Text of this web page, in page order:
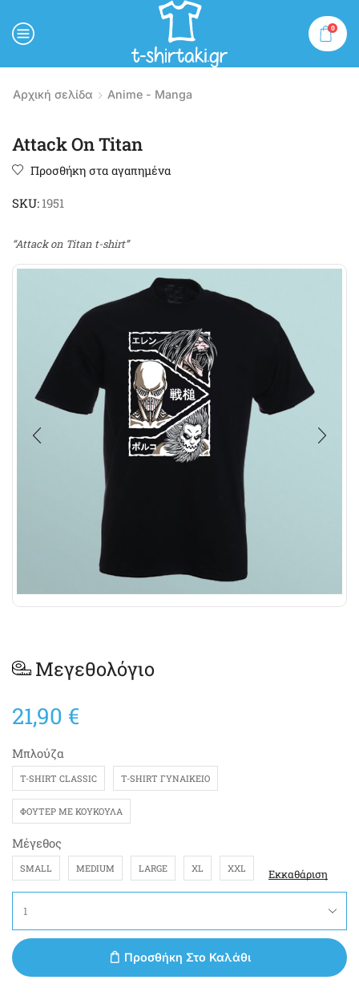
0
Αρχική σελίδα Anime - Manga
Attack On Titan
Προσθήκη στα αγαπημένα
SKU: 1951
“Attack on Titan t-shirt”
Μεγεθολόγιο
21,90 €
Μπλούζα
T-SHIRT CLASSIC T-SHIRT ΓΥΝΑΙΚΕΊΟ
ΦΟΎΤΕΡ ΜΕ ΚΟΥΚΟΎΛΑ
Μέγεθος
SMALL MEDIUM LARGE XL XXL Εκκαθάριση
Προσθήκη Στο Καλάθι